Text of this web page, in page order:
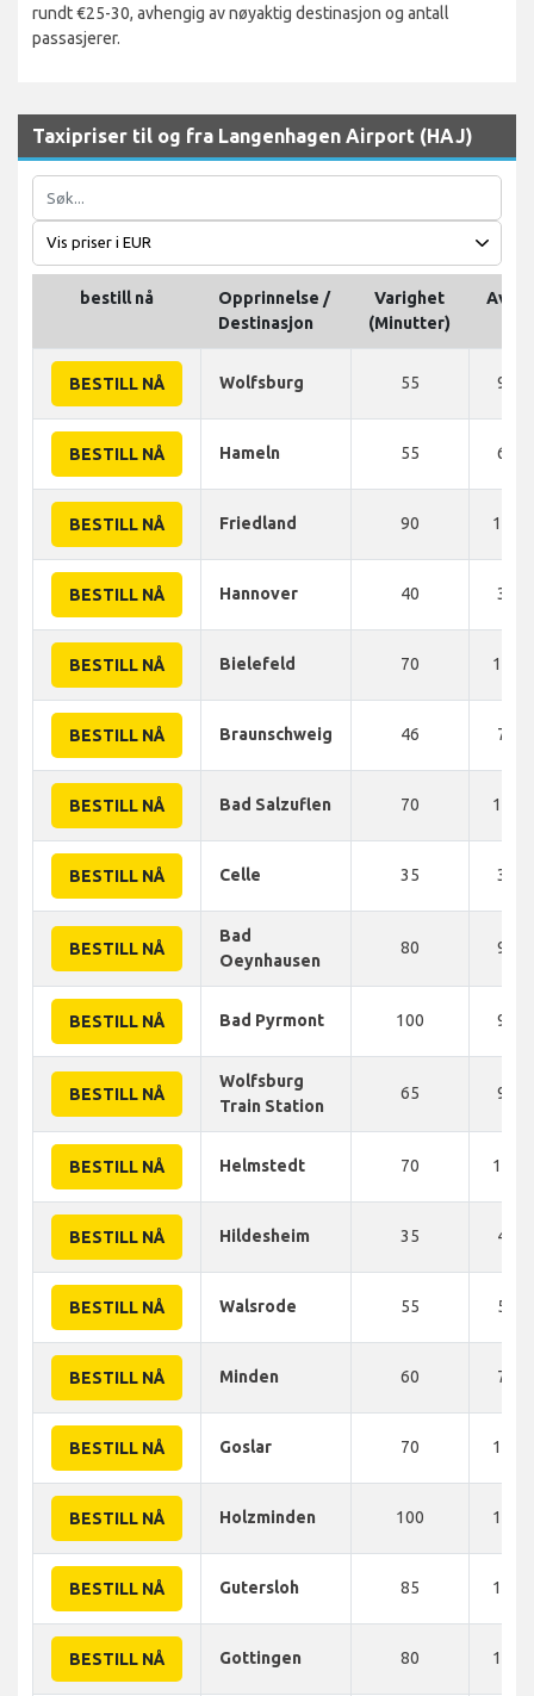
rundt €25-30, avhengig av nøyaktig destinasjon og antall
passasjerer.
Taxipriser til og fra Langenhagen Airport (HAJ)
bestill nå
Opprinnelse /
Destinasjon
Varighet
(Minutter)
BESTILL NÅ Wolfsburg 55 92
BESTILL NÅ Hameln 55 69
BESTILL NÅ Friedland 90 153
BESTILL NÅ Hannover 40 35
BESTILL NÅ Bielefeld 70 110
BESTILL NÅ Braunschweig 46 70
BESTILL NÅ Bad Salzuflen 70 100
BESTILL NÅ Celle 35 37
BESTILL NÅ
Bad
Oeynhausen
80 94
BESTILL NÅ Bad Pyrmont 100 95
BESTILL NÅ
Wolfsburg
Train Station
65 95
BESTILL NÅ Helmstedt 70 105
BESTILL NÅ Hildesheim 35 45
BESTILL NÅ Walsrode 55 55
BESTILL NÅ Minden 60 79
BESTILL NÅ Goslar 70 105
BESTILL NÅ Holzminden 100 115
BESTILL NÅ Gutersloh 85 135
BESTILL NÅ Gottingen 80 137